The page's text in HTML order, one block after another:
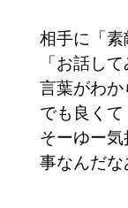
相手に「
「お話し
言葉がわ
でも良くて
そーゆー
事なんだな